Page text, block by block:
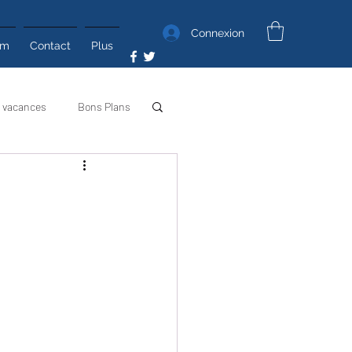
Contact Plus
Connexion
vacances Bons Plans